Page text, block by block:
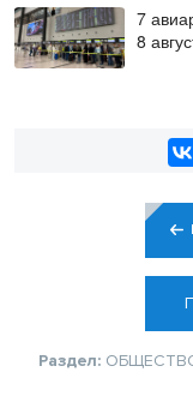
7
8
Раздел: